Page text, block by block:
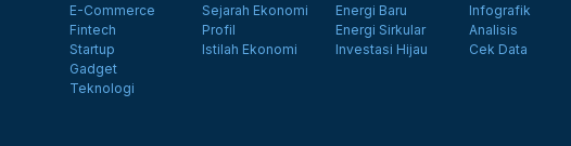
E-Commerce
Fintech
Startup
Gadget
Teknologi
Sejarah Ekonomi
Profil
Istilah Ekonomi
Energi Baru
Energi Sirkular
Investasi Hijau
Infografik
Analisis
Cek Data